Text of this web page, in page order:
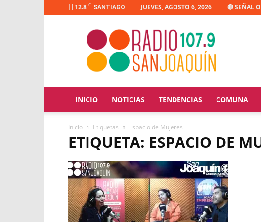
12.8 C SANTIAGO JUEVES, AGOSTO 6, 2026 🔴 SEÑAL
Radio
Joaquín
INICIO NOTICIAS TENDENCIAS COMUNA
Inicio Etiquetas Espacio de Mujeres
ETIQUETA: ESPACIO DE